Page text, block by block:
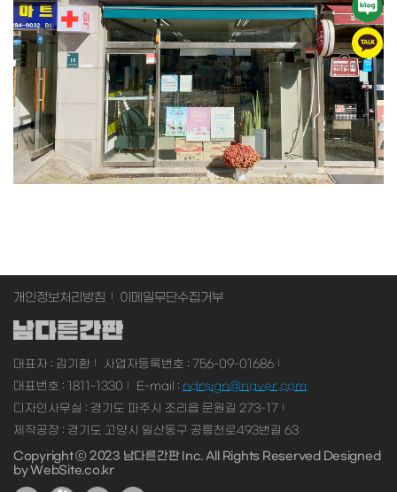
개인정보처리방침 이메일무단수집거부
대표자 : 김기환
사업자등록번호 : 756-09-01686
대표번호 : 1811-1330
E-mail : ndrsign@naver.com
디자인사무실 : 경기도 파주시 조리읍 문원길 273-17
제작공장 : 경기도 고양시 일산동구 공릉천로493번길 63
Copyright ⓒ 2023 남다른간판 Inc. All Rights Reserved Designed
byWebSite.co.kr